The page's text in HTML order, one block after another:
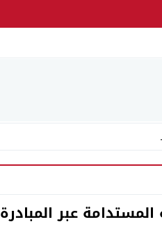
وال _
عبر المبادرة